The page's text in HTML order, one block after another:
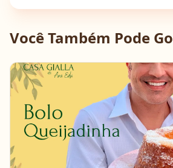
Você Também Pode